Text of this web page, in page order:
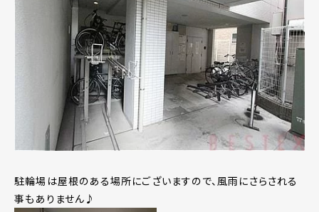
駐輪場は屋根のある場所にございますので、風雨にさらされる
事もありません♪